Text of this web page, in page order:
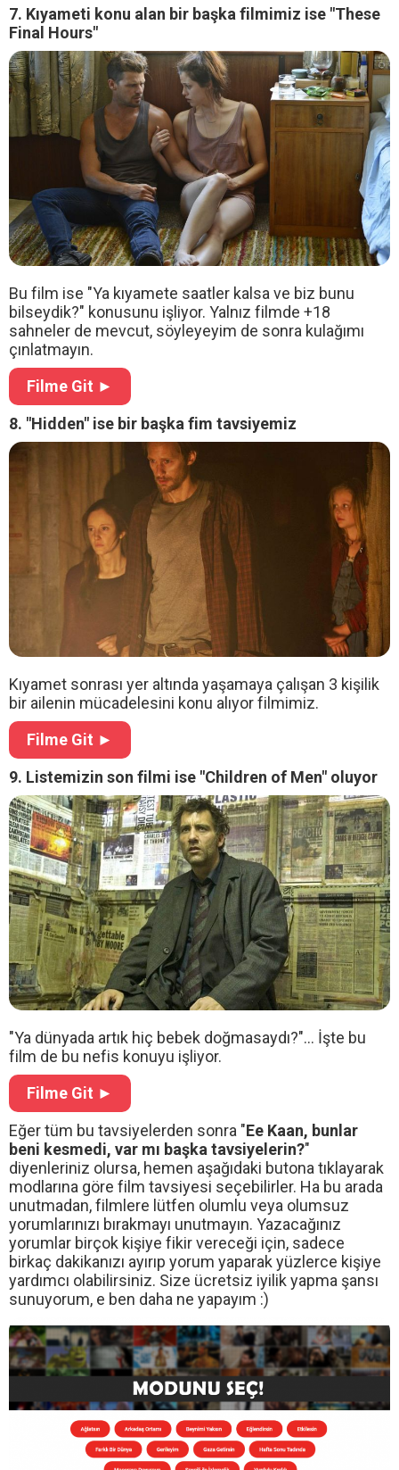
7. Kıyameti konu alan bir başka filmimiz ise "These
Final Hours"
Bu film ise "Ya kıyamete saatler kalsa ve biz bunu
bilseydik?" konusunu işliyor. Yalnız filmde +18
sahneler de mevcut, söyleyeyim de sonra kulağımı
çınlatmayın.
Filme Git ►
8. "Hidden" ise bir başka fim tavsiyemiz
Kıyamet sonrası yer altında yaşamaya çalışan 3 kişilik
bir ailenin mücadelesini konu alıyor filmimiz.
Filme Git ►
9. Listemizin son filmi ise "Children of Men" oluyor
"Ya dünyada artık hiç bebek doğmasaydı?"... İşte bu
film de bu nefis konuyu işliyor.
Filme Git ►
Eğer tüm bu tavsiyelerden sonra "Ee Kaan, bunlar
beni kesmedi, var mı başka tavsiyelerin?"
diyenleriniz olursa, hemen aşağıdaki butona tıklayarak
modlarına göre film tavsiyesi seçebilirler. Ha bu arada
unutmadan, filmlere lütfen olumlu veya olumsuz
yorumlarınızı bırakmayı unutmayın. Yazacağınız
yorumlar birçok kişiye fikir vereceği için, sadece
birkaç dakikanızı ayırıp yorum yaparak yüzlerce kişiye
yardımcı olabilirsiniz. Size ücretsiz iyilik yapma şansı
sunuyorum, e ben daha ne yapayım :)